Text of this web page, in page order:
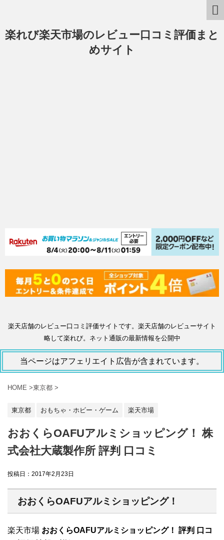
楽れび楽天市場のレビュー口コミ評価まと
めサイト
楽天店舗のレビュー口コミ評価サイトです。楽天店舗のレビューサイト
略して楽れび。ネット通販の最新情報を公開中
当ページはアフェリエイト広告が含まれています。
HOME >東京都 >
東京都 おもちゃ・ホビー・ゲーム 楽天市場
おおくらOAFUアルミショッピング！ 株
式会社大蔵製作所 評判 口コミ
投稿日： 2017年2月23日
おおくらOAFUアルミショッピング！
楽天市場 おおくらOAFUアルミショッピング！ 評判 口コ